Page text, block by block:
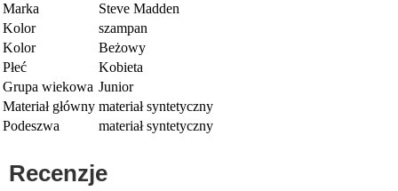
Marka
Steve Madden
Kolor
szampan
Kolor
Beżowy
Płeć
Kobieta
Grupa wiekowa Junior
Materiał główny materiał syntetyczny
Podeszwa
materiał syntetyczny